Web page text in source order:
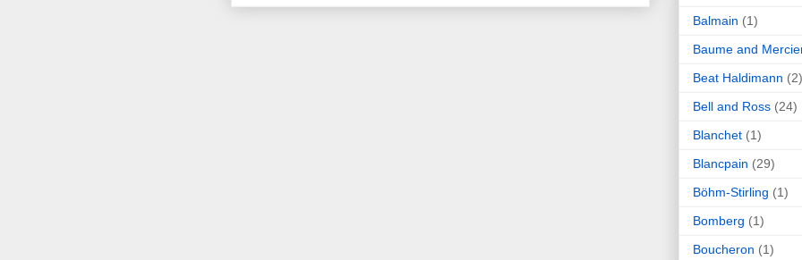
Balmain (1)
Baume and
Beat Haldimann (2)
Bell and Ross (24)
Blanchet (1)
Blancpain (29)
Böhm-Stirling (1)
Bomberg (1)
Boucheron (1)